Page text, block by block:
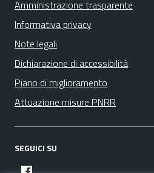
Amministrazione trasparente
Informativa privacy
Note legali
Dichiarazione di accessibilità
Piano di miglioramento
Attuazione misure PNRR
SEGUICI SU